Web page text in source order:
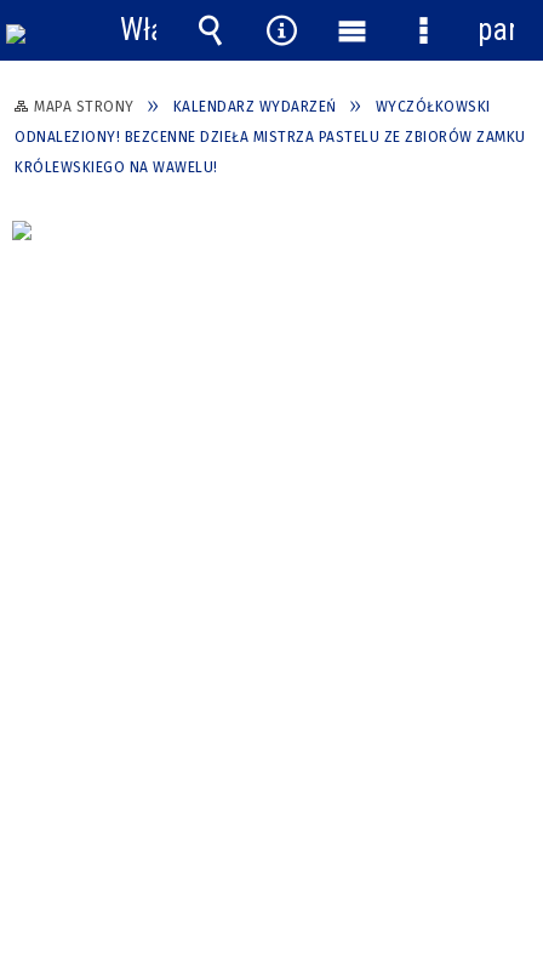
MAPA STRONY KALENDARZ WYDARZEŃ
WYCZÓŁKOWSKI
ODNALEZIONY! BEZCENNE DZIEŁA MISTRZA PASTELU ZE ZBIORÓW ZAMKU
KRÓLEWSKIEGO NA WAWELU!
Włącz
powiadomienia
Wyszukiwarka
Narzędzia
Menu
główne
Menu
panel